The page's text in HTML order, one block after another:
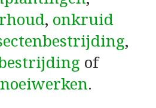
, onkruid
,
of
.